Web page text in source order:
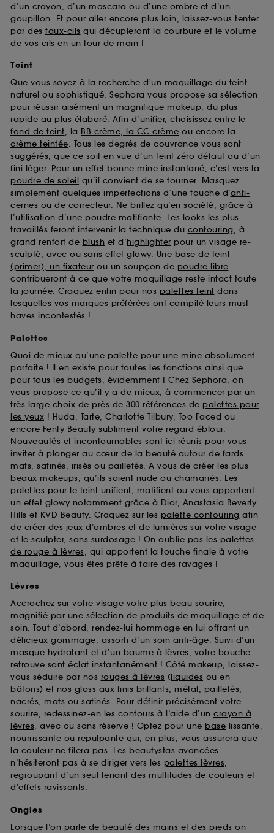
d’un crayon, d’un mascara ou d’une ombre et d’un
goupillon. Et pour aller encore plus loin, laissez-vous tenter
par des faux-cils qui décupleront la courbure et le volume
de vos cils en un tour de main !
Teint
Que vous soyez à la recherche d'un maquillage du teint
naturel ou sophistiqué, Sephora vous propose sa sélection
pour réussir aisément un magnifique makeup, du plus
rapide au plus élaboré. Afin d’unifier, choisissez entre le
fond de teint, la BB crème, la CC crème ou encore la
crème teintée. Tous les degrés de couvrance vous sont
suggérés, que ce soit en vue d’un teint zéro défaut ou d’un
fini léger. Pour un effet bonne mine instantané, c’est vers la
poudre de soleil qu’il convient de se tourner. Masquez
simplement quelques imperfections d’une touche d’anti-
cernes ou de correcteur. Ne brillez qu’en société, grâce à
l’utilisation d’une poudre matifiante. Les looks les plus
travaillés feront intervenir la technique du contouring, à
grand renfort de blush et d’highlighter pour un visage re-
sculpté, avec ou sans effet glowy. Une base de teint
(primer), un fixateur ou un soupçon de poudre libre
contribueront à ce que votre maquillage reste intact toute
la journée. Craquez enfin pour nos palettes teint dans
lesquelles vos marques préférées ont compilé leurs must-
haves incontestés !
Palettes
Quoi de mieux qu’une palette pour une mine absolument
parfaite ! Il en existe pour toutes les fonctions ainsi que
pour tous les budgets, évidemment ! Chez Sephora, on
vous propose ce qu’il y a de mieux, à commencer par un
très large choix de près de 300 références de palettes pour
les yeux ! Huda, Tarte, Charlotte Tilbury, Too Faced ou
encore Fenty Beauty subliment votre regard ébloui.
Nouveautés et incontournables sont ici réunis pour vous
inviter à plonger au cœur de la beauté autour de fards
mats, satinés, irisés ou pailletés. A vous de créer les plus
beaux makeups, qu’ils soient nude ou chamarrés. Les
palettes pour le teint unifient, matifient ou vous apportent
un effet glowy notamment grâce à Dior, Anastasia Beverly
Hills et KVD Beauty. Craquez sur les palette contouring afin
de créer des jeux d’ombres et de lumières sur votre visage
et le sculpter, sans surdosage ! On oublie pas les palettes
de rouge à lèvres, qui apportent la touche finale à votre
maquillage, vous êtes prête à faire des ravages !
Lèvres
Accrochez sur votre visage votre plus beau sourire,
magnifié par une sélection de produits de maquillage et de
soin. Tout d’abord, rendez-lui hommage en lui offrant un
délicieux gommage, assorti d’un soin anti-âge. Suivi d’un
masque hydratant et d’un baume à lèvres, votre bouche
retrouve sont éclat instantanément ! Côté makeup, laissez-
vous séduire par nos rouges à lèvres (liquides ou en
bâtons) et nos gloss aux finis brillants, métal, pailletés,
nacrés, mats ou satinés. Pour définir précisément votre
sourire, redessinez-en les contours à l’aide d’un crayon à
lèvres, avec ou sans réserve ! Optez pour une base lissante,
nourrissante ou repulpante qui, en plus, vous assurera que
la couleur ne filera pas. Les beautystas avancées
n’hésiteront pas à se diriger vers les palettes lèvres,
regroupant d’un seul tenant des multitudes de couleurs et
d’effets ravissants.
Ongles
Lorsque l’on parle de beauté des mains et des pieds on